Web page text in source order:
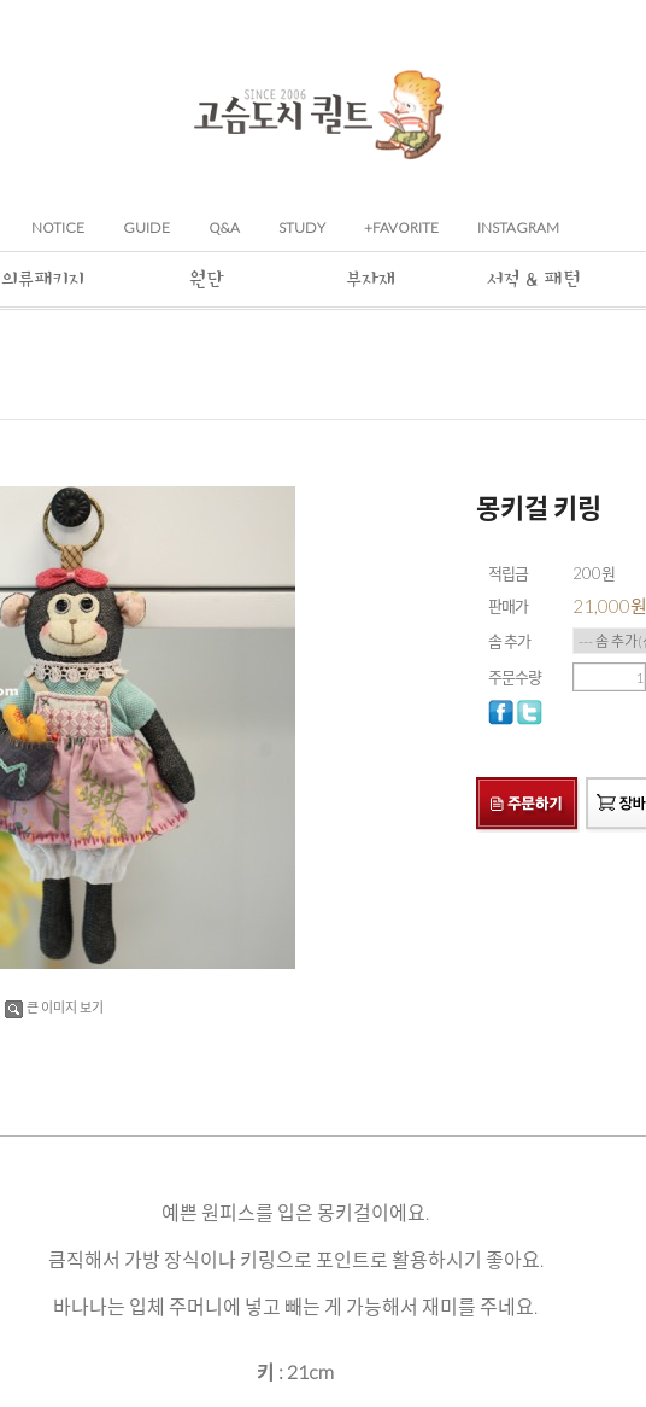
NOTICE GUIDE Q&A STUDY +FAVORITE INSTAGRAM
의류패키지 원단 부자재 서적 & 패턴
큰 이미지 보기
몽키걸 키링
적립금
200원
판매가
21,000원
솜 추가
주문수량
예쁜 원피스를 입은 몽키걸이에요.
큼직해서 가방 장식이나 키링으로 포인트로 활용하시기 좋아요.
바나나는 입체 주머니에 넣고 빼는 게 가능해서 재미를 주네요.
키 : 21cm